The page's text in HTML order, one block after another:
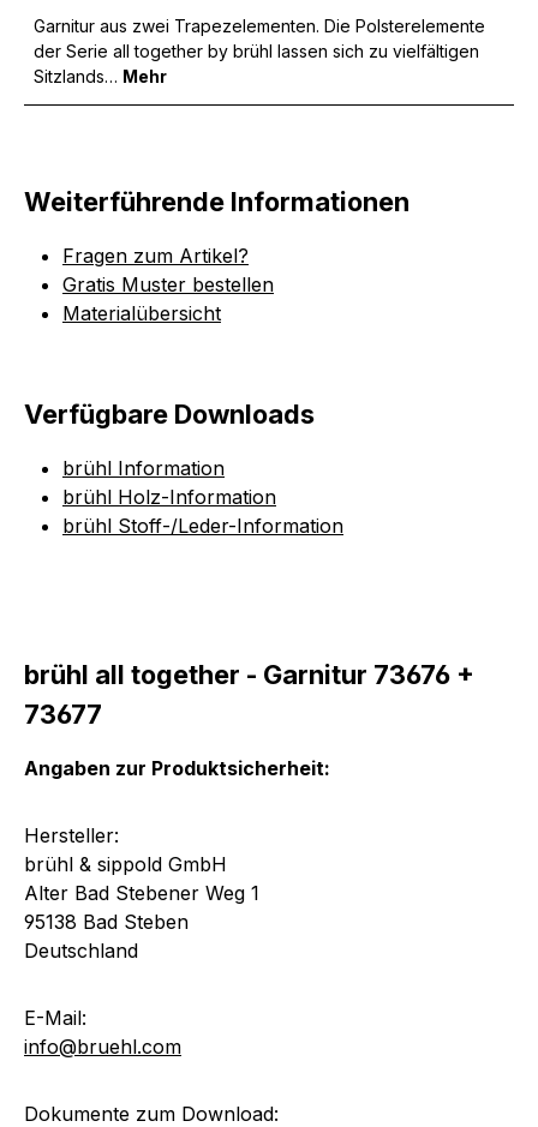
Garnitur aus zwei Trapezelementen. Die Polsterelemente
der Serie all together by brühl lassen sich zu vielfältigen
Sitzlands… Mehr
Weiterführende Informationen
Fragen zum Artikel?
Gratis Muster bestellen
Materialübersicht
Verfügbare Downloads
brühl Information
brühl Holz-Information
brühl Stoff-/Leder-Information
brühl all together - Garnitur 73676 +
73677
Angaben zur Produktsicherheit:
Hersteller:
brühl & sippold GmbH
Alter Bad Stebener Weg 1
95138 Bad Steben
Deutschland
E-Mail:
info@bruehl.com
Dokumente zum Download: